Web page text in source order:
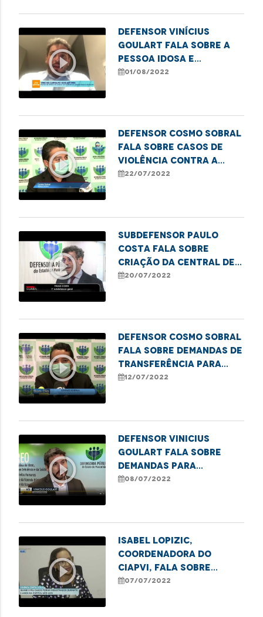
play_circle_outline
Defensor Vinícius
Goulart fala sobre a
pessoa idosa e
atividades laborais
01/08/2022
play_circle_outline
Defensor Cosmo Sobral
fala sobre casos de
violência contra a
pessoa idosa
22/07/2022
play_circle_outline
Subdefensor Paulo
Costa fala sobre
criação da Central de
Regulação de Vagas
20/07/2022
play_circle_outline
Defensor Cosmo Sobral
fala sobre demandas de
transferência para
leitos de UTI
12/07/2022
play_circle_outline
Defensor Vinicius
Goulart fala sobre
demandas para
transferência para
08/07/2022
play_circle_outline
Isabel Lopizic,
coordenadora do
Ciapvi, fala sobre
casos de violência
07/07/2022